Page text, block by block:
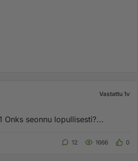
Vastattu 1v
Ei vidu.?.?. 9.4.2021 Onks seonnu lopullisesti?...
12 1666 0